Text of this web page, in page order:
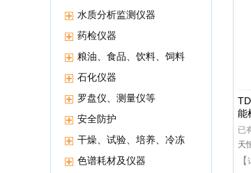
水质分析监测仪器
药检仪器
粮油、食品、饮料、饲料
等分析仪器
石化仪器
罗盘仪、测量仪等
安全防护
干燥、试验、培养、冷冻
保存等高低温恒温设备
色谱耗材及仪器
能
已
天
【